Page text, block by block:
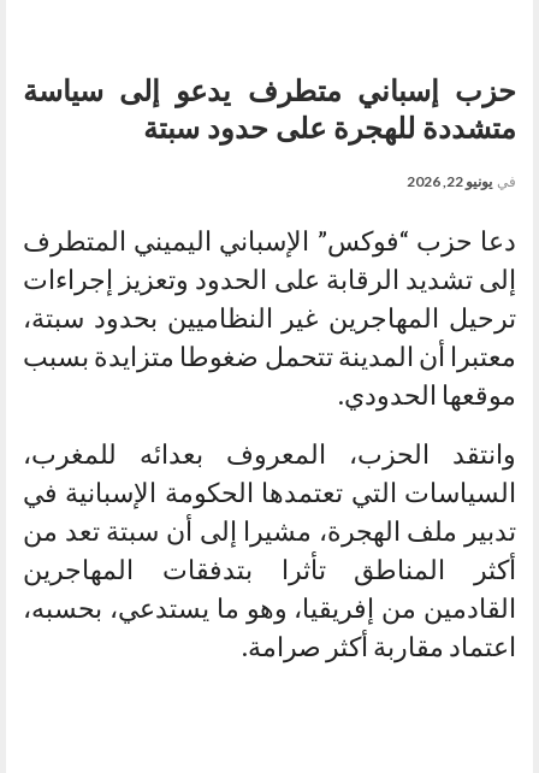
حزب إسباني متطرف يدعو إلى سياسة
متشددة للهجرة على حدود سبتة
في يونيو 22, 2026
دعا حزب “فوكس” الإسباني اليميني المتطرف
إلى تشديد الرقابة على الحدود وتعزيز إجراءات
ترحيل المهاجرين غير النظاميين بحدود سبتة،
معتبرا أن المدينة تتحمل ضغوطا متزايدة بسبب
موقعها الحدودي.
وانتقد الحزب، المعروف بعدائه للمغرب،
السياسات التي تعتمدها الحكومة الإسبانية في
تدبير ملف الهجرة، مشيرا إلى أن سبتة تعد من
أكثر المناطق تأثرا بتدفقات المهاجرين
القادمين من إفريقيا، وهو ما يستدعي، بحسبه،
اعتماد مقاربة أكثر صرامة.